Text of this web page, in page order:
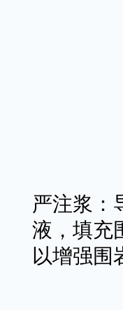
严注浆：
液，填充
以增强围